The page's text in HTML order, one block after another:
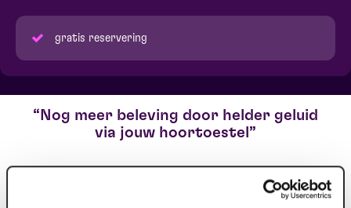
gratis reservering
Nog meer beleving door helder geluid
via jouw hoortoestel
Heb je problemen met jouw gehoor en draag je een